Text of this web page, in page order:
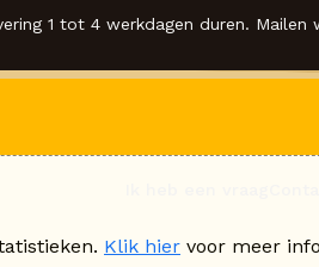
1 tot 4 werkdagen duren. Mailen
Klik hier voor meer